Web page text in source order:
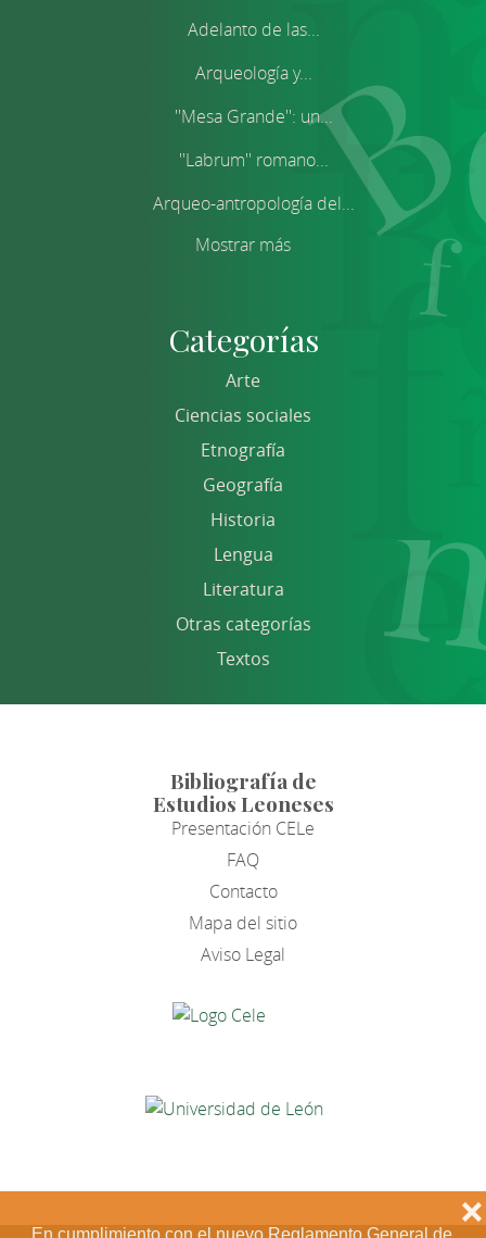
En cumplimiento con el nuevo Reglamento General de
❌
Adelanto de las...
Arqueología y...
''Mesa Grande'': un...
''Labrum'' romano...
Arqueo-antropología del...
Mostrar más
Categorías
Arte
Ciencias sociales
Etnografía
Geografía
Historia
Lengua
Literatura
Otras categorías
Textos
Bibliografía de
Estudios Leoneses
Presentación CELe
FAQ
Contacto
Mapa del sitio
Aviso Legal